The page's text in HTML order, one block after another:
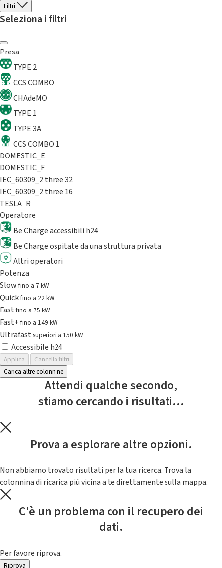
Filtri
Seleziona i filtri
Presa
TYPE 2
CCS COMBO
CHAdeMO
TYPE 1
TYPE 3A
CCS COMBO 1
DOMESTIC_E
DOMESTIC_F
IEC_60309_2 three 32
IEC_60309_2 three 16
TESLA_R
Operatore
Be Charge accessibili h24
Be Charge ospitate da una struttura privata
Altri operatori
Potenza
Slowfino a 7 kW
Quickfino a 22 kW
Fastfino a 75 kW
Fast+fino a 149 kW
Ultrafast superiori a 150 kW
Accessibile h24
Applica
Cancella filtri
Carica altre colonnine
Attendi qualche secondo,
stiamo cercando i risultati...
Prova a esplorare altre opzioni.
Non abbiamo trovato risultati per la tua ricerca. Trova la
colonnina di ricarica piú vicina a te direttamente sulla mappa.
C'è un problema con il recupero dei
dati.
Per favore riprova.
Riprova